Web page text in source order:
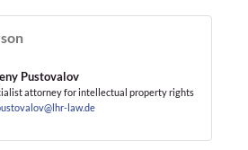
Pustovalov
attorney for intellectual property rights
law.de